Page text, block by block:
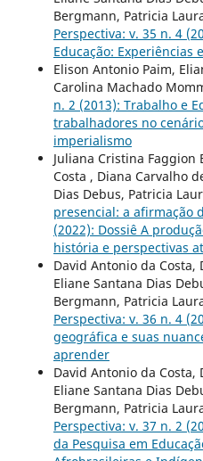
Bergmann, Patricia
Perspectiva: v. 35 n. 4
Educação: Experiências
Elison Antonio Paim,
Carolina Machado
n. 2 (2013): Trabalho e
trabalhadores no
imperialismo
Juliana Cristina
Costa , Diana Carvalho
Dias Debus, Patricia
presencial: a afirmação
(2022): Dossiê A
história e perspectivas
David Antonio da Costa,
Eliane Santana Dias
Bergmann, Patricia
Perspectiva: v. 36 n. 4
geográfica e suas
aprender
David Antonio da Costa,
Eliane Santana Dias
Bergmann, Patricia
Perspectiva: v. 37 n. 2
da Pesquisa em